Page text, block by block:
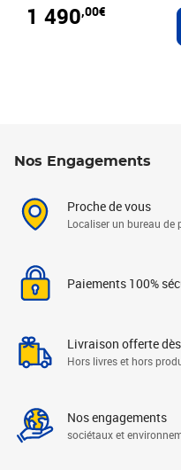
1 490,00€
Nos Engagements
Proche de vous
Localiser un bureau de
Paiements 100%
Livraison offerte
Hors livres et hors
Nos engagements
sociétaux et